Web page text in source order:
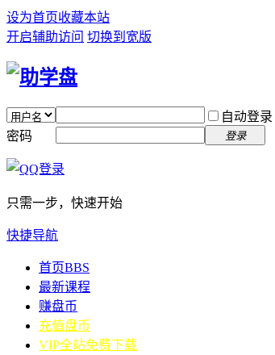
设为首页收藏本站
开启辅助访问 切换到宽版
自动登录
密码
登录
只需一步，快速开始
快捷导航
首页BBS
最新课程
赚盘币
充值盘币
VIP全站免费下载